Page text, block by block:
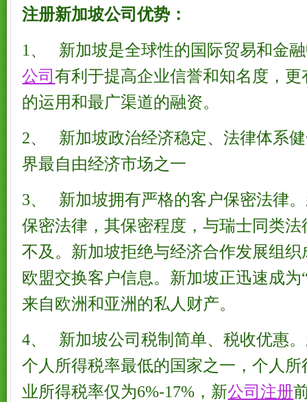
注册新加坡公司优势：
1、 新加坡是全球性的国际贸易和金
公司有利于提高企业信誉和知名度，
的运用和最广渠道的融资。
2、 新加坡政治经济稳定、法律体系
界最自由经济市场之一
3、 新加坡拥有严格的客户保密法律
保密法律，其保密程度，与瑞士同类
不及。新加坡拒绝与经济合作发展组织
欧盟交换客户信息。新加坡正迅速成
来自欧洲和亚洲的私人财产。
4、 新加坡公司税制简单、税收优惠
个人所得税率最低的国家之一，个人所
业所得税率仅为6%-17%，新公司注册